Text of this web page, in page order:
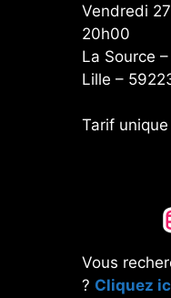
Vendredi
20h00
La Source
Lille –
Tarif
Vous
? Cliquez